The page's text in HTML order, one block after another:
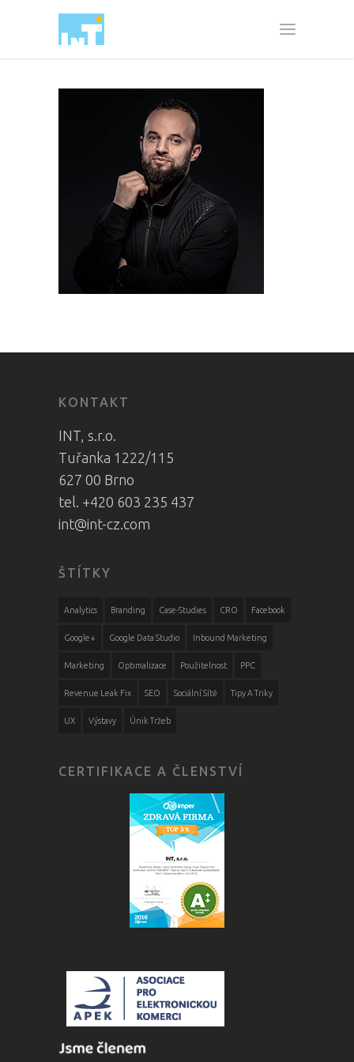
KONTAKT
INT, s.r.o.
Tuřanka 1222/115
627 00 Brno
tel. +420 603 235 437
int@int-cz.com
ŠTÍTKY
Analytics Branding Case-Studies CRO Facebook
Google+ Google Data Studio Inbound Marketing
Marketing Optimalizace Použitelnost PPC
Revenue Leak Fix SEO Sociální Sítě Tipy A Triky
UX Výstavy Únik Tržeb
CERTIFIKACE A ČLENSTVÍ